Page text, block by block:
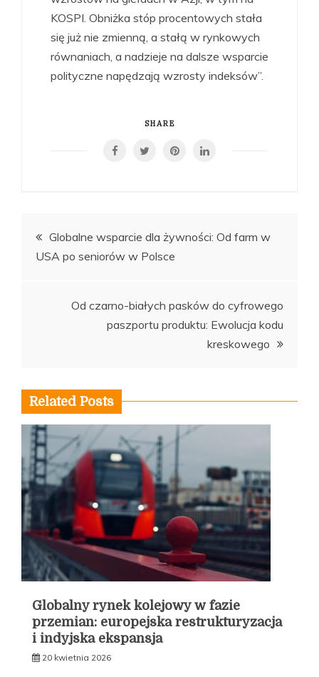
KOSPI. Obniżka stóp procentowych stała
się już nie zmienną, a stałą w rynkowych
równaniach, a nadzieje na dalsze wsparcie
polityczne napędzają wzrosty indeksów”.
SHARE
Nawigacja
wpisu
Globalne wsparcie dla żywności: Od farm w
USA po seniorów w Polsce
Od czarno-białych pasków do cyfrowego
paszportu produktu: Ewolucja kodu
kreskowego
Related Posts
Globalny rynek kolejowy w fazie
przemian: europejska restrukturyzacja
i indyjska ekspansja
20 kwietnia 2026